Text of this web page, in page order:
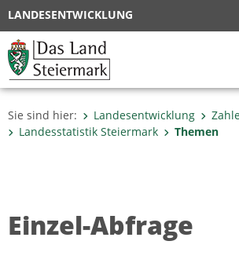
LANDESENTWICKLUNG
Sie sind hier: Landesentwicklung
Landesstatistik Steiermark
Themen
Einzel-Abfrage